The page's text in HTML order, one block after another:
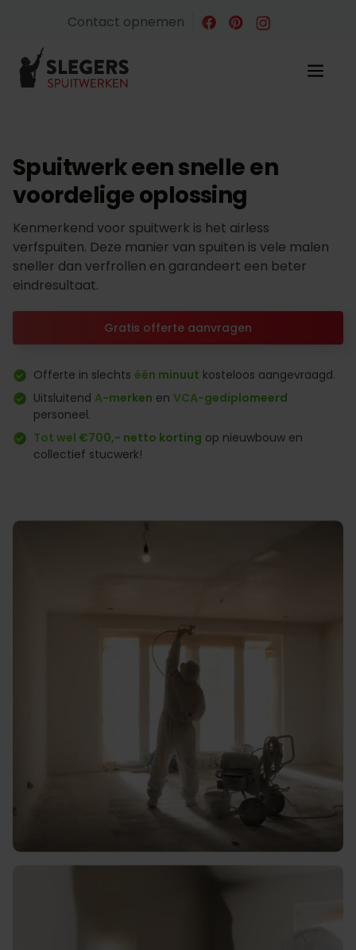
Contact opnemen
Spuitwerk een snelle en
voordelige oplossing
Kenmerkend voor spuitwerk is het airless
verfspuiten. Deze manier van spuiten is vele malen
sneller dan verfrollen en garandeert een beter
eindresultaat.
Gratis offerte aanvragen
Offerte in slechts één minuut kosteloos aangevraagd.
Uitsluitend A-merken en VCA-gediplomeerd
personeel.
Tot wel €700,- netto korting op nieuwbouw en
collectief stucwerk!
Hoogwaardig en duurzaam